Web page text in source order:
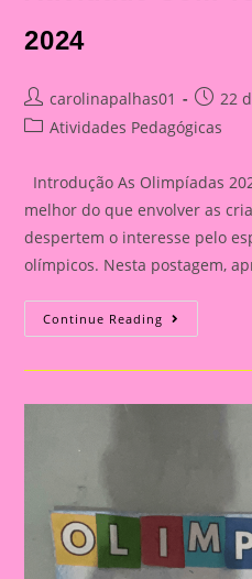
2024
Post
author:
carolinapalhas01
Post22
PostAtividades Pedagógicas
Introdução As Olimpíadas
melhor do que envolver as
despertem o interesse pelo
olímpicos. Nesta postagem,
Continue Reading Atividade
Com